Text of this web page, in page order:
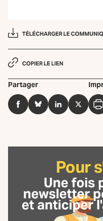
TÉLÉCHARGER LE
COPIER LE LIEN
Partager
FacebookBlueSkyLinkedInTwitter
Pour
Une fois
newsletter
et anticiper